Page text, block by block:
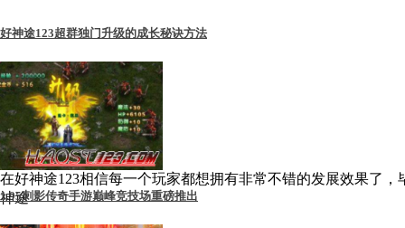
好神途123超群独门升级的成长秘诀方法
在好神途123相信每一个玩家都想拥有非常不错的发展效果了
神途
1.95刺影传奇手游巅峰竞技场重磅推出